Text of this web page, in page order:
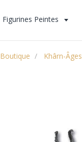
Figurines Peintes
Boutique Khârn-Âges